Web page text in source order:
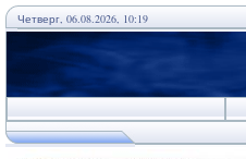
Четверг, 06.08.2026, 10:19